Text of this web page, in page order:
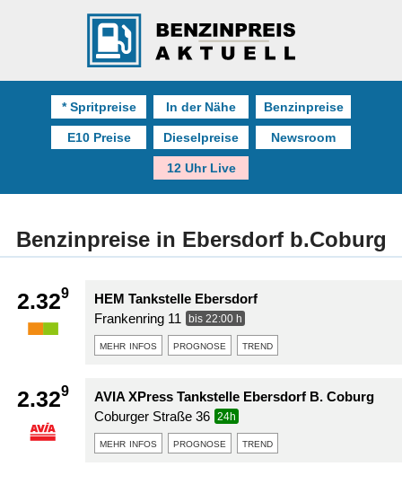
* Spritpreise In der Nähe Benzinpreise
E10 Preise Dieselpreise Newsroom
12 Uhr Live
Benzinpreise in Ebersdorf b.Coburg
2.329
HEM Tankstelle Ebersdorf
Frankenring 11
bis 22:00 h
mehr infos prognose trend
2.329
AVIA XPress Tankstelle Ebersdorf B. Coburg
Coburger Straße 36
24h
mehr infos prognose trend